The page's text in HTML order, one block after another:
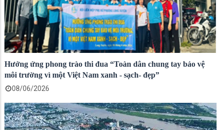
Hưởng ứng phong trào thi đua “Toàn dân chung tay bảo vệ
môi trường vì một Việt Nam xanh - sạch- đẹp”
08/06/2026